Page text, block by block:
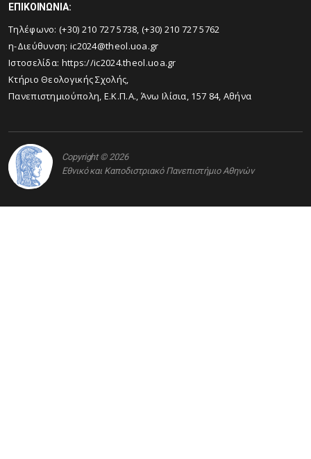
ΕΠΙΚΟΙΝΩΝΙΑ:
Τηλέφωνο: (+30) 210 727 5738, (+30) 210 727 5762
η-Διεύθυνση: ic2024@theol.uoa.gr
Ιστοσελίδα: https://ic2024.theol.uoa.gr
Κτήριο Θεολογικής Σχολής,
Πανεπιστημιούπολη, Ε.Κ.Π.Α., Άνω Ιλίσια, 157 84, Αθήνα
Copyright © 2026
Εθνικό και Καποδιστριακό Πανεπιστήμιο Αθηνών